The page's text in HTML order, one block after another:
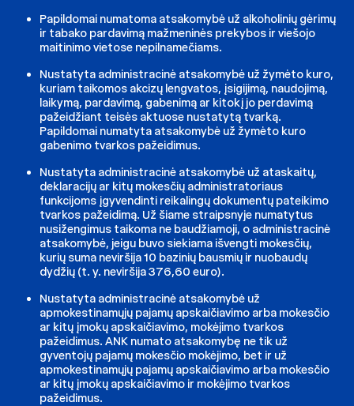
Papildomai numatoma atsakomybė už alkoholinių gėrimų
ir tabako pardavimą mažmeninės prekybos ir viešojo
maitinimo vietose nepilnamečiams.
Nustatyta administracinė atsakomybė už žymėto kuro,
kuriam taikomos akcizų lengvatos, įsigijimą, naudojimą,
laikymą, pardavimą, gabenimą ar kitokį jo perdavimą
pažeidžiant teisės aktuose nustatytą tvarką.
Papildomai numatyta atsakomybė už žymėto kuro
gabenimo tvarkos pažeidimus.
Nustatyta administracinė atsakomybė už ataskaitų,
deklaracijų ar kitų mokesčių administratoriaus
funkcijoms įgyvendinti reikalingų dokumentų pateikimo
tvarkos pažeidimą. Už šiame straipsnyje numatytus
nusižengimus taikoma ne baudžiamoji, o administracinė
atsakomybė, jeigu buvo siekiama išvengti mokesčių,
kurių suma neviršija 10 bazinių bausmių ir nuobaudų
dydžių (t. y. neviršija 376,60 euro).
Nustatyta administracinė atsakomybė už
apmokestinamųjų pajamų apskaičiavimo arba mokesčio
ar kitų įmokų apskaičiavimo, mokėjimo tvarkos
pažeidimus. ANK numato atsakomybę ne tik už
gyventojų pajamų mokesčio mokėjimo, bet ir už
apmokestinamųjų pajamų apskaičiavimo arba mokesčio
ar kitų įmokų apskaičiavimo ir mokėjimo tvarkos
pažeidimus.